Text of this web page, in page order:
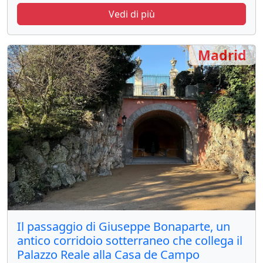
Vedi di più
Il passaggio di Giuseppe Bonaparte, un
antico corridoio sotterraneo che collega il
Palazzo Reale alla Casa de Campo
Madrid